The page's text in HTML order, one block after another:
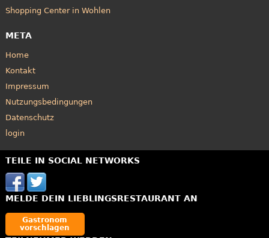
Shopping Center in Wohlen
META
Home
Kontakt
Impressum
Nutzungsbedingungen
Datenschutz
login
TEILE IN SOCIAL NETWORKS
MELDE DEIN LIEBLINGSRESTAURANT AN
Gastronom
vorschlagen